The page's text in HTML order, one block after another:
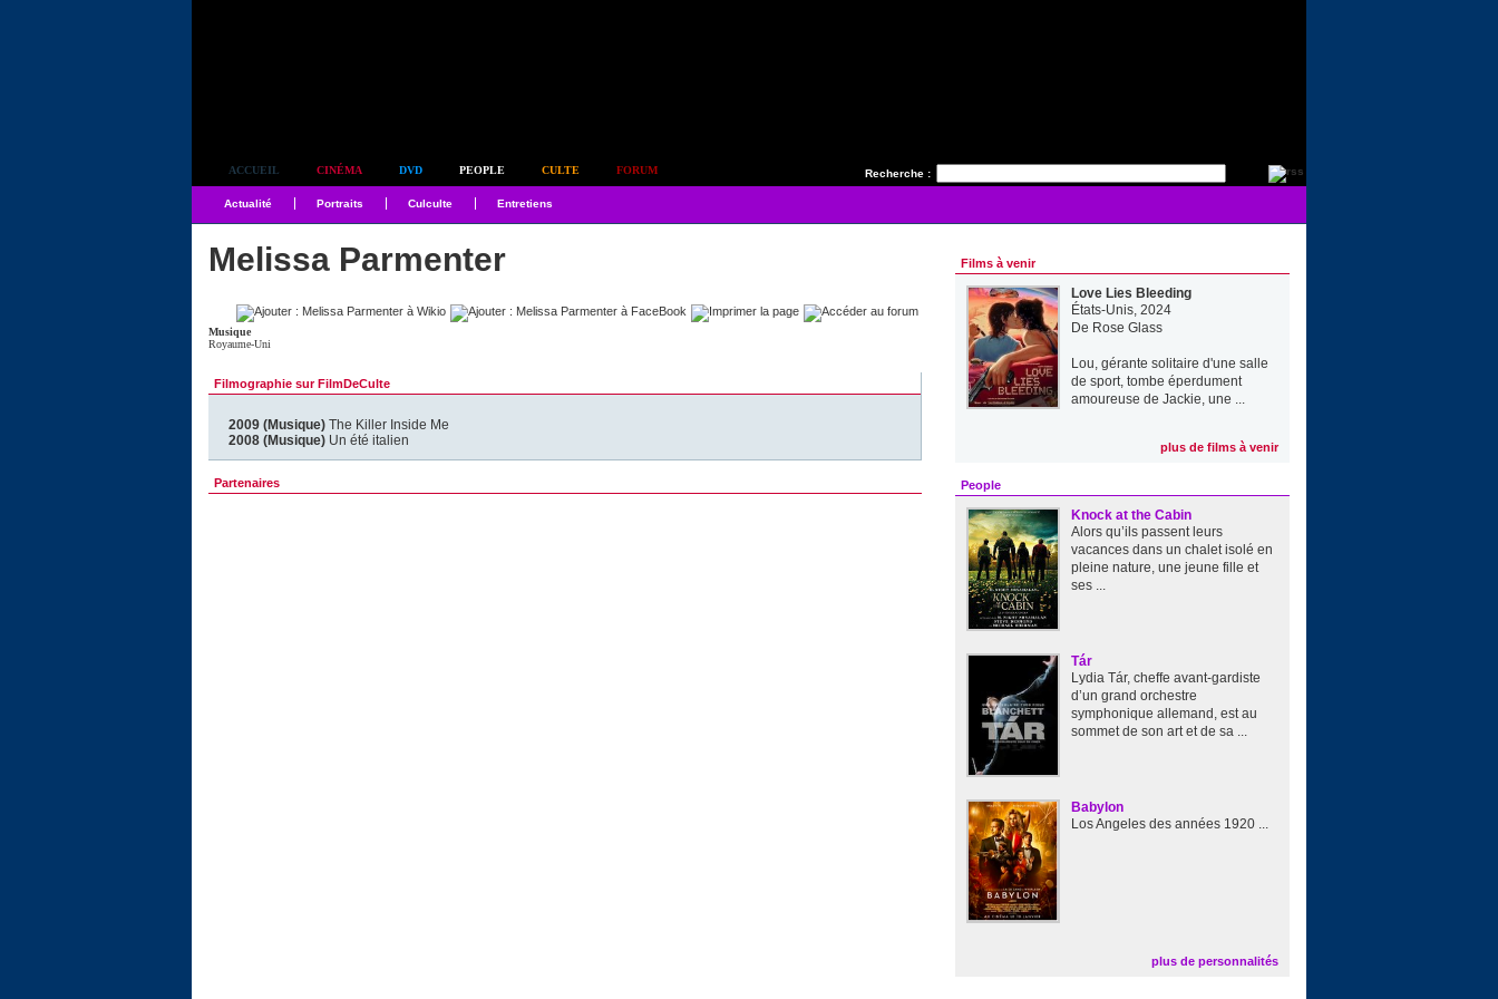
Recherche :
ACCUEIL CINÉMA DVD PEOPLE CULTE FORUM
Actualité Portraits Culculte Entretiens
Melissa Parmenter
Musique
Royaume-Uni
Filmographie sur FilmDeCulte
2009 (Musique) The Killer Inside Me
2008 (Musique) Un été italien
Partenaires
Films à venir
Love Lies Bleeding
États-Unis, 2024
De Rose Glass
Lou, gérante solitaire d'une salle
de sport, tombe éperdument
amoureuse de Jackie, une ...
plus de films à venir
People
Knock at the Cabin
Alors qu’ils passent leurs
vacances dans un chalet isolé en
pleine nature, une jeune fille et
ses ...
Tár
Lydia Tár, cheffe avant-gardiste
d’un grand orchestre
symphonique allemand, est au
sommet de son art et de sa ...
Babylon
Los Angeles des années 1920 ...
plus de personnalités